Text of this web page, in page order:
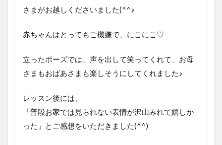
ッ
ご
約
付
で
す♪
さまがお越しくださいました(^^♪
赤ちゃんはとってもご機嫌で、にこにこ♡
立ったポーズでは、声を出して笑ってくれて、お母
さまもおばあさまも楽しそうにしてくれました♪
レッスン後には、
「普段お家では見られない表情が沢山みれて嬉しか
った」とご感想をいただきました(^^)